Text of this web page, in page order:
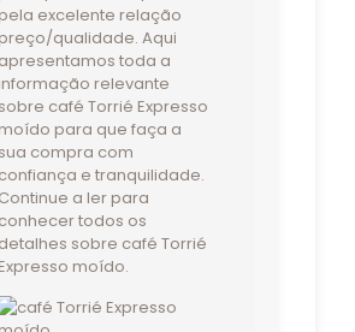
pela excelente relação
preço/qualidade. Aqui
apresentamos toda a
informação relevante
sobre café Torrié Expresso
moído para que faça a
sua compra com
confiança e tranquilidade.
Continue a ler para
conhecer todos os
detalhes sobre café Torrié
Expresso moído.